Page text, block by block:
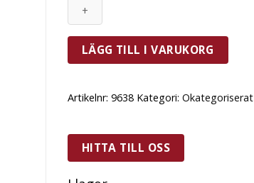
cm
mängd
LÄGG TILL I VARUKORG
Artikelnr: 9638 Kategori: Okategoriserat
HITTA TILL OSS